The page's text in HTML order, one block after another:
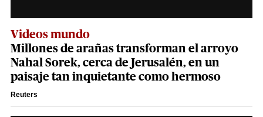
Videos mundo
Millones de arañas transforman el arroyo
Nahal Sorek, cerca de Jerusalén, en un
paisaje tan inquietante como hermoso
Reuters